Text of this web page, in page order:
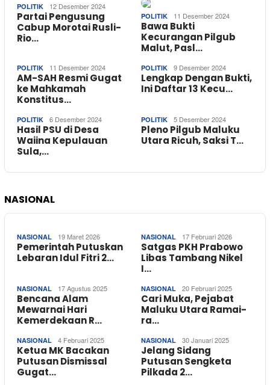
POLITIK 12 Desember 2024
Partai Pengusung
Cabup Morotai Rusli-
Rio…
POLITIK 11 Desember 2024
Bawa Bukti
Kecurangan Pilgub
Malut, Pasl…
POLITIK 11 Desember 2024
AM-SAH Resmi Gugat
ke Mahkamah
Konstitus…
POLITIK 9 Desember 2024
Lengkap Dengan Bukti,
Ini Daftar 13 Kecu…
POLITIK 6 Desember 2024
Hasil PSU di Desa
Waiina Kepulauan
Sula,…
POLITIK 5 Desember 2024
Pleno Pilgub Maluku
Utara Ricuh, Saksi T…
NASIONAL
NASIONAL 19 Maret 2026
Pemerintah Putuskan
Lebaran Idul Fitri 2…
NASIONAL 17 Februari 2026
Satgas PKH Prabowo
Libas Tambang Nikel
I…
NASIONAL 17 Agustus 2025
Bencana Alam
Mewarnai Hari
Kemerdekaan R…
NASIONAL 20 Februari 2025
Cari Muka, Pejabat
Maluku Utara Ramai-
ra…
NASIONAL 4 Februari 2025
Ketua MK Bacakan
Putusan Dismissal
Gugat…
NASIONAL 30 Januari 2025
Jelang Sidang
Putusan Sengketa
Pilkada 2…